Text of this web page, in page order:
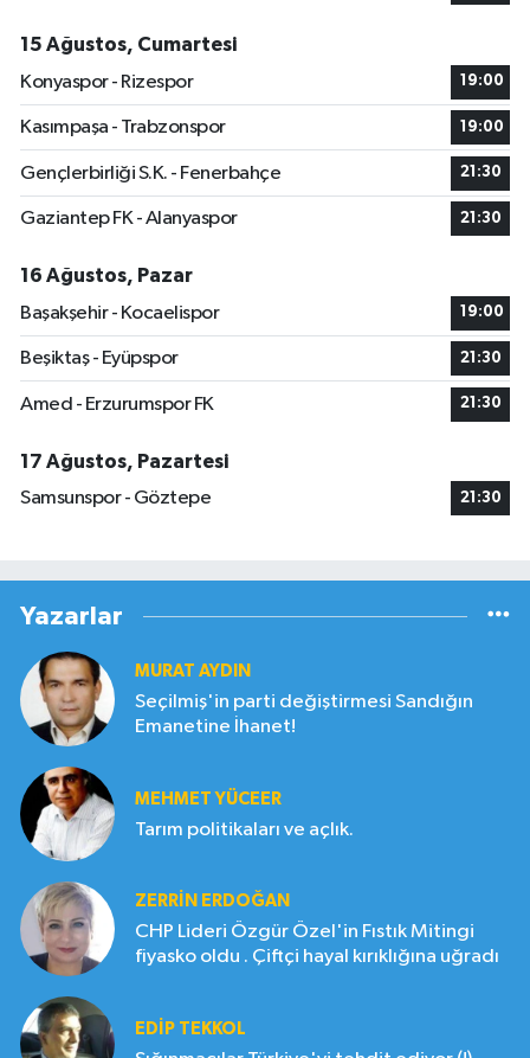
15 Ağustos, Cumartesi
Konyaspor - Rizespor
19:00
Kasımpaşa - Trabzonspor 19:00
Gençlerbirliği S.K. - Fenerbahçe 21:30
Gaziantep FK - Alanyaspor 21:30
16 Ağustos, Pazar
Başakşehir - Kocaelispor
19:00
Beşiktaş - Eyüpspor 21:30
Amed - Erzurumspor FK 21:30
17 Ağustos, Pazartesi
Samsunspor - Göztepe
21:30
Yazarlar
MURAT AYDIN
Seçilmiş'in parti değiştirmesi Sandığın
Emanetine İhanet!
MEHMET YÜCEER
Tarım politikaları ve açlık.
ZERRIN ERDOĞAN
CHP Lideri Özgür Özel'in Fıstık Mitingi
fiyasko oldu . Çiftçi hayal kırıklığına uğradı
EDIP TEKKOL